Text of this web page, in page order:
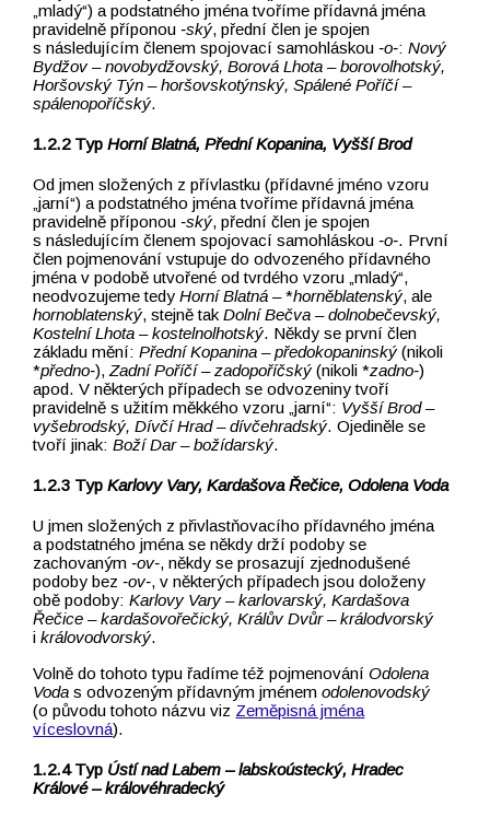
„mladý“) a podstatného jména tvoříme přídavná jména
pravidelně příponou‑ský, přední člen je spojen
s následujícím členem spojovací samohláskou‑o‑:Nový
Bydžov –⁠⁠⁠⁠⁠⁠⁠⁠⁠⁠⁠⁠⁠⁠⁠⁠⁠⁠⁠⁠⁠⁠⁠⁠⁠⁠⁠⁠⁠⁠⁠⁠⁠⁠⁠⁠⁠⁠⁠⁠⁠⁠⁠⁠⁠⁠⁠⁠⁠⁠⁠⁠⁠⁠⁠⁠⁠⁠⁠⁠⁠⁠ novobydžovský, Borová Lhota –⁠⁠⁠⁠⁠⁠⁠⁠⁠⁠⁠⁠⁠⁠⁠⁠⁠⁠⁠⁠⁠⁠⁠⁠⁠⁠⁠⁠⁠⁠⁠⁠⁠⁠⁠⁠⁠⁠⁠⁠⁠⁠⁠⁠⁠⁠⁠⁠⁠⁠⁠⁠⁠⁠⁠⁠⁠⁠⁠⁠⁠⁠ borovolhotský,
Horšovský Týn –⁠⁠⁠⁠⁠⁠⁠⁠⁠⁠⁠⁠⁠⁠⁠⁠⁠⁠⁠⁠⁠⁠⁠⁠⁠⁠⁠⁠⁠⁠⁠⁠⁠⁠⁠⁠⁠⁠⁠⁠⁠⁠⁠⁠⁠⁠⁠⁠⁠⁠⁠⁠⁠⁠⁠⁠⁠⁠⁠⁠⁠⁠ horšovskotýnský, Spálené Poříčí –⁠⁠⁠⁠⁠⁠⁠⁠⁠⁠⁠⁠⁠⁠⁠⁠⁠⁠⁠⁠⁠⁠⁠⁠⁠⁠⁠⁠⁠⁠⁠⁠⁠⁠⁠⁠⁠⁠⁠⁠⁠⁠⁠⁠⁠⁠⁠⁠⁠⁠⁠⁠⁠⁠⁠⁠⁠⁠⁠⁠⁠⁠
spálenopoříčský.
TypHorní Blatná, Přední Kopanina, Vyšší Brod
Od jmen složených z přívlastku (přídavné jméno vzoru
„jarní“) a podstatného jména tvoříme přídavná jména
pravidelně příponou‑ský, přední člen je spojen
s následujícím členem spojovací samohláskou‑o‑. První
člen pojmenování vstupuje do odvozeného přídavného
jména v podobě utvořené od tvrdého vzoru „mladý“,
neodvozujeme tedyHorní Blatná –⁠⁠⁠⁠⁠⁠⁠⁠⁠⁠⁠⁠⁠⁠⁠⁠⁠⁠⁠⁠⁠⁠⁠⁠⁠⁠⁠⁠⁠⁠⁠⁠⁠⁠⁠⁠⁠⁠⁠⁠⁠⁠⁠⁠⁠⁠⁠⁠⁠⁠⁠⁠⁠⁠⁠⁠⁠⁠⁠⁠⁠⁠*horněblatenský, ale
hornoblatenský, stejně tak Dolní Bečva –⁠⁠⁠⁠⁠⁠⁠⁠⁠⁠⁠⁠⁠⁠⁠⁠⁠⁠⁠⁠⁠⁠⁠⁠⁠⁠⁠⁠⁠⁠⁠⁠⁠⁠⁠⁠⁠⁠⁠⁠⁠⁠⁠⁠⁠⁠⁠⁠⁠⁠⁠⁠ dolnobečevský,
Kostelní Lhota –⁠⁠⁠⁠⁠⁠⁠⁠⁠⁠⁠⁠⁠⁠⁠⁠⁠⁠⁠⁠⁠⁠⁠⁠⁠⁠⁠⁠⁠⁠⁠⁠⁠⁠⁠⁠⁠⁠⁠⁠⁠⁠⁠⁠⁠⁠⁠⁠⁠⁠⁠⁠ kostelnolhotský. Někdy se první člen
základu mění:Přední Kopanina –⁠⁠⁠⁠⁠⁠⁠⁠⁠⁠⁠⁠⁠⁠⁠⁠⁠⁠⁠⁠⁠⁠⁠⁠⁠⁠⁠⁠⁠⁠⁠⁠⁠⁠⁠⁠⁠⁠⁠⁠⁠⁠⁠⁠⁠⁠⁠⁠⁠⁠⁠⁠⁠⁠⁠⁠⁠⁠⁠⁠⁠⁠ předokopaninský(nikoli
*předno‑),Zadní Poříčí –⁠⁠⁠⁠⁠⁠⁠⁠⁠⁠⁠⁠⁠⁠⁠⁠⁠⁠⁠⁠⁠⁠⁠⁠⁠⁠⁠⁠⁠⁠⁠⁠⁠⁠⁠⁠⁠⁠⁠⁠⁠⁠⁠⁠⁠⁠⁠⁠⁠⁠⁠⁠⁠⁠⁠⁠⁠⁠⁠⁠⁠⁠ zadopoříčský(nikoli *zadno‑)
apod. V některých případech se odvozeniny tvoří
pravidelně s užitím měkkého vzoru „jarní“: Vyšší Brod –⁠⁠⁠⁠⁠⁠⁠⁠⁠⁠⁠⁠⁠⁠⁠⁠⁠⁠⁠⁠⁠⁠⁠⁠⁠⁠⁠⁠⁠⁠⁠⁠⁠⁠⁠⁠⁠⁠⁠⁠⁠⁠⁠⁠⁠⁠⁠⁠⁠⁠⁠⁠⁠⁠⁠⁠⁠⁠⁠⁠⁠⁠
vyšebrodský, Dívčí Hrad –⁠⁠⁠⁠⁠⁠⁠⁠⁠⁠⁠⁠⁠⁠⁠⁠⁠⁠⁠⁠⁠⁠⁠⁠⁠⁠⁠⁠⁠⁠⁠⁠⁠⁠⁠⁠⁠⁠⁠⁠⁠⁠⁠⁠⁠⁠⁠⁠⁠⁠⁠⁠⁠⁠⁠⁠⁠⁠⁠⁠⁠⁠ dívčehradský. Ojediněle se
tvoří jinak:Boží Dar –⁠⁠⁠⁠⁠⁠⁠⁠⁠⁠⁠⁠⁠⁠⁠⁠⁠⁠⁠⁠⁠⁠⁠⁠⁠⁠⁠⁠⁠⁠⁠⁠⁠⁠⁠⁠⁠⁠⁠⁠⁠⁠⁠⁠⁠⁠⁠⁠⁠⁠⁠⁠ božídarský.
TypKarlovy Vary, Kardašova Řečice,Odolena Voda
U jmen složených z přivlastňovacího přídavného jména
a podstatného jména se někdy drží podoby se
zachovaným‑ov‑, někdy se prosazují zjednodušené
podoby bez‑ov‑, v některých případech jsou doloženy
obě podoby:Karlovy Vary –⁠⁠⁠⁠⁠⁠⁠⁠⁠⁠⁠⁠⁠⁠⁠⁠⁠⁠⁠⁠⁠⁠⁠⁠⁠⁠⁠⁠⁠⁠⁠⁠⁠⁠⁠⁠⁠⁠⁠⁠⁠⁠⁠⁠⁠⁠⁠⁠⁠⁠⁠⁠⁠⁠⁠⁠⁠⁠⁠⁠⁠⁠ karlovarský, Kardašova
Řečice–⁠⁠⁠⁠⁠⁠⁠⁠⁠⁠⁠⁠⁠⁠⁠⁠⁠⁠⁠⁠⁠⁠⁠⁠⁠⁠⁠⁠⁠⁠⁠⁠⁠⁠⁠⁠⁠⁠⁠⁠⁠⁠⁠⁠⁠⁠⁠⁠⁠⁠⁠⁠⁠⁠⁠⁠⁠⁠⁠⁠⁠⁠ kardašovořečický,Králův Dvůr –⁠⁠⁠⁠⁠⁠⁠⁠⁠⁠⁠⁠⁠⁠⁠⁠⁠⁠⁠⁠⁠⁠⁠⁠⁠⁠⁠⁠⁠⁠⁠⁠⁠⁠⁠⁠⁠⁠⁠⁠⁠⁠⁠⁠⁠⁠⁠⁠⁠⁠⁠⁠⁠⁠⁠⁠⁠⁠⁠⁠⁠⁠ králodvorský
ikrálovodvorský.
Volně do tohoto typu řadíme též pojmenováníOdolena
Voda s odvozeným přídavným jménemodolenovodský
(o původu tohoto názvu viz Zeměpisná jména
víceslovná).
Typ Ústí nad Labem –⁠⁠⁠⁠⁠⁠⁠⁠⁠⁠⁠⁠⁠⁠⁠⁠⁠⁠⁠⁠⁠⁠⁠⁠⁠⁠⁠⁠⁠⁠⁠⁠⁠⁠⁠⁠⁠⁠⁠⁠⁠⁠⁠⁠⁠⁠⁠⁠⁠⁠⁠⁠⁠⁠⁠⁠⁠⁠⁠⁠⁠⁠ labskoústecký, Hradec
Králové –⁠⁠⁠⁠⁠⁠⁠⁠⁠⁠⁠⁠⁠⁠⁠⁠⁠⁠⁠⁠⁠⁠⁠⁠⁠⁠⁠⁠⁠⁠⁠⁠⁠⁠⁠⁠⁠⁠⁠⁠⁠⁠⁠⁠⁠⁠⁠⁠⁠⁠⁠⁠⁠⁠⁠⁠⁠⁠⁠⁠⁠⁠ královéhradecký